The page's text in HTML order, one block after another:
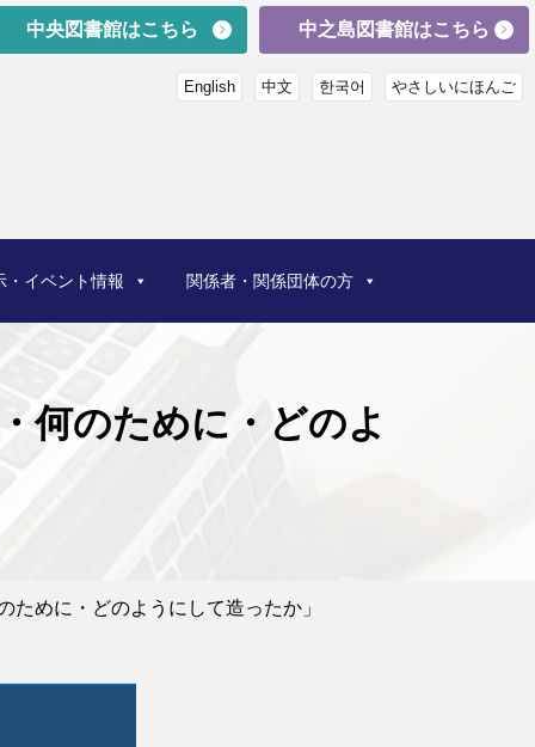
English 中文 한국어 やさしいにほんご
・イベント情報 関係者・関係団体の方
中央図書館はこちら 中之島図書館はこちら
何のために・どのよ
めに・どのようにして造ったか」